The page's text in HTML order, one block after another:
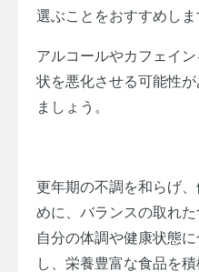
選ぶことをおすすめしま
アルコールやカフェイ
状を悪化させる可能性
ましょう。
更年期の不調を和らげ
めに、バランスの取れた
自分の体調や健康状態
し、栄養豊富な食品を